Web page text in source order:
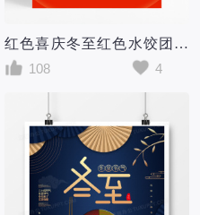
红色喜庆冬至红色水饺团圆节气海报
108
4